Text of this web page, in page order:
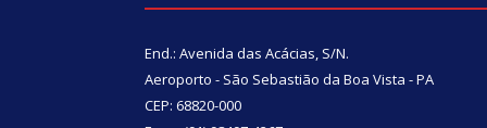
End.: Avenida das Acácias, S/N.
Aeroporto - São Sebastião da Boa Vista - PA
CEP: 68820-000